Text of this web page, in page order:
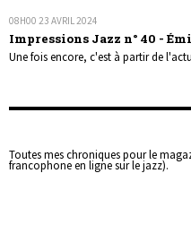
08H00 23 AVRIL 2024
Impressions Jazz n° 40 -
Une fois encore, c'est à partir de
Toutes mes chroniques pour le
francophone en ligne sur le jazz).